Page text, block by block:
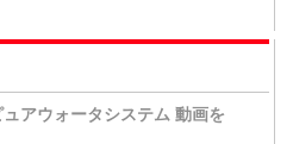
アウォータシステム 動画を